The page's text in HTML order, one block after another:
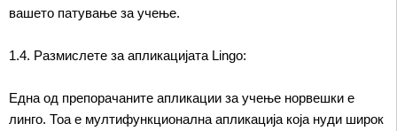
вашето патување за учење.
1.4. Размислете за апликацијата Lingo:
Една од препорачаните апликации за учење норвешки е
линго. Тоа е мултифункционална апликација која нуди широк